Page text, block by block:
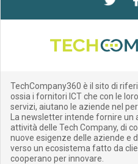
TechCompany360 è il sito di
ossia i fornitori ICT che con le
servizi, aiutano le aziende nel
La newsletter intende fornire
attività delle Tech Company, di
nuove esigenze delle aziende e
verso un ecosistema fatto da
cooperano per innovare.